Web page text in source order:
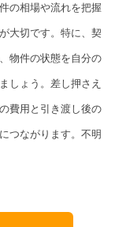
の相場や流れを把握
大切です。特に、契
物件の状態を自分の
しょう。差し押さえ
費用と引き渡し後の
つながります。不明